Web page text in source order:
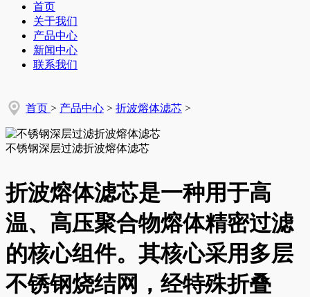
首页
关于我们
产品中心
新闻中心
联系我们
首页 > 产品中心 > 折波熔体滤芯 >
不锈钢深层过滤折波熔体滤芯
折波熔体滤芯是一种用于高
温、高压聚合物熔体精密过滤
的核心组件。其核心采用多层
不锈钢烧结网，经特殊折叠